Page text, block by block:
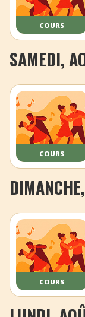
COURS
SAMEDI,
COURS
COURS